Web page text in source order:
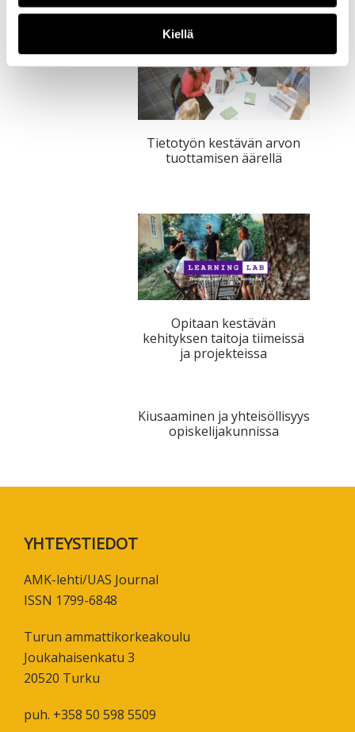
Kiellä
Tietotyön kestävän arvon
tuottamisen äärellä
Opitaan kestävän
kehityksen taitoja tiimeissä
ja projekteissa
Kiusaaminen ja yhteisöllisyys
opiskelijakunnissa
Footer
YHTEYSTIEDOT
AMK-lehti/UAS Journal
ISSN 1799-6848
Turun ammattikorkeakoulu
Joukahaisenkatu 3
20520 Turku
puh. +358 50 598 5509